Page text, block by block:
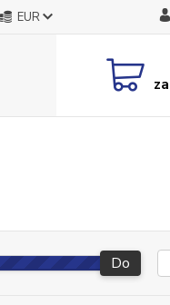
EUR
za
Do